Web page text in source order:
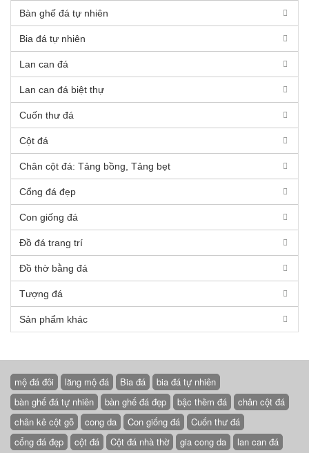
Bàn ghế đá tự nhiên
Bia đá tự nhiên
Lan can đá
Lan can đá biệt thự
Cuốn thư đá
Cột đá
Chân cột đá: Tảng bồng, Tảng bẹt
Cổng đá đẹp
Con giống đá
Đồ đá trang trí
Đồ thờ bằng đá
Tượng đá
Sản phẩm khác
mộ đá đôi lăng mộ đá Bia đá
bia đá tự nhiên
bàn ghế đá tự nhiên
bàn ghế đá đẹp bậc thềm đá
chân cột đá
chân kê cột gỗ
cong da Con giống đá
Cuốn thư đá
cổng đá đẹp
cột đá Cột đá nhà thờ gia cong da lan can đá